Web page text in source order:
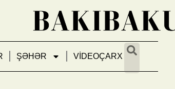
ŞƏHƏR VİDEOÇARX